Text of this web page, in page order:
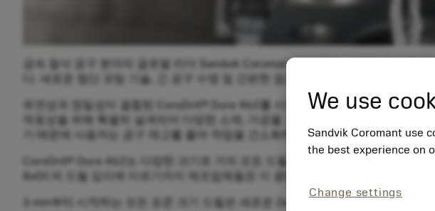
금속 절삭 공구 분야의 글로벌 리더 Sandvik Coromant가 다양한 소재와 용도를
다. 새로운 첨단 코팅 기술, 긴 공구 수명 및 간편한 접근성 덕분에 복합 소재 드릴
유연성과 정밀성이 결합된 CoroDrill® Dura 462를 사용하면 소재별로 별도의 특
적응성을 위해 특별히 설계되어 다양한 소재, 가공물 크기 및 모양에서 뛰어난 위
기 때문에 사용자는 공구 재고를 줄여 작업을 간소화하고 최적의 결과를 얻을 수
CoroDrill® Dura 462는 다양한 크기로 거의 모든 드릴링 작업에 적합합니다. 드
8xDC의 드릴 깊이에 이르기까지 제조업체들은 이 광범위한 제품군을 통해 다양
3 mm부터 시작하는 모든 표준 크기 드릴은 새로운 Zertivo 2.0 기술을 사용해 다
We use
Sandvik Coromant use
the best experience on
Change settings